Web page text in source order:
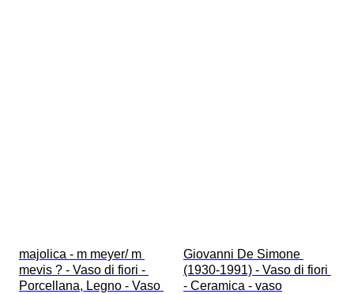
majolica - m meyer/ m
mevis ? - Vaso di fiori -
Porcellana, Legno - Vaso
Giovanni De Simone
(1930-1991) - Vaso di fiori
- Ceramica - vaso